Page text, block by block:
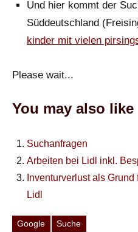
Und hier kommt der
Süddeutschland
kinder mit vielen
Please wait...
You may also like
Suchanfragen
Arbeiten bei Lidl inkl.
Inventurverlust als
Lidl
Google Suche